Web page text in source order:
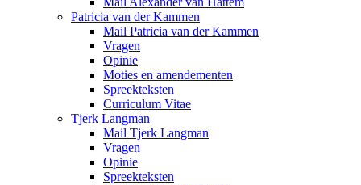
Patricia van der Kammen
Mail Patricia van der Kammen
Vragen
Opinie
Moties en amendementen
Spreekteksten
Curriculum Vitae
Tjerk Langman
Mail Tjerk Langman
Vragen
Opinie
Spreekteksten